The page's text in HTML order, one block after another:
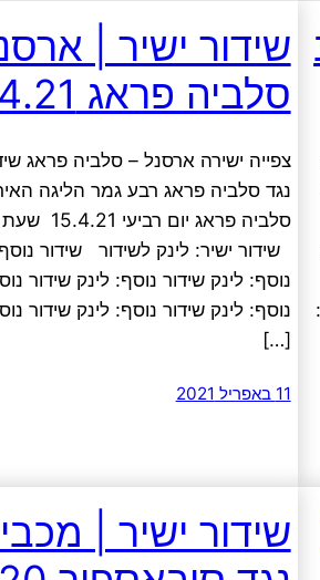
שידור ישיר |
סלביה פראג 15.4.21
צפייה ישירה ארסנל – סלביה פראג
נגד סלביה פראג רבע גמר הליגה
שידור ישיר: לינק לשידור שידור
נוסף: לינק שידור נוסף: לינק שידור
נוסף: לינק שידור נוסף: לינק שידור
[…]
11 באפריל 2021
שידור ישיר |